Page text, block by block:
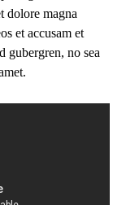
dolore magna
et accusam et
gubergren, no sea